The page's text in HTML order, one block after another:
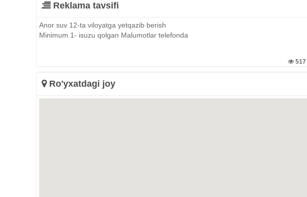
Reklama tavsifi
Anor suv 12-ta viloyatga yetqazib berish
Minimum 1- isuzu qolgan Malumotlar telefonda
517
Ro'yxatdagi joy